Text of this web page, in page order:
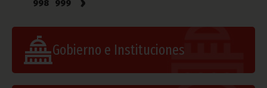
998
999
Gobierno e Instituciones